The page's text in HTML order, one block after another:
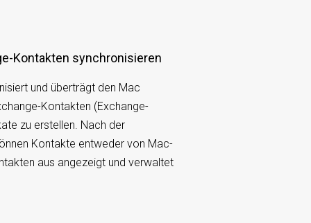
Kontakten synchronisieren
und überträgt den Mac
Kontakten (Exchange-
zu erstellen. Nach der
Kontakte entweder von Mac-
aus angezeigt und verwaltet